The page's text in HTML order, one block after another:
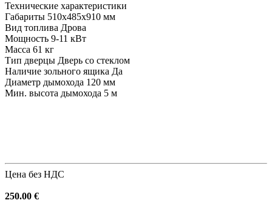
Технические характеристики
Габариты 510х485х910 мм
Вид топлива Дрова
Мощность 9-11 кВт
Масса 61 кг
Тип дверцы Дверь со стеклом
Наличие зольного ящика Да
Диаметр дымохода 120 мм
Мин. высота дымохода 5 м
Цена без НДС
250.00 €